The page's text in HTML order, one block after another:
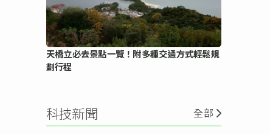
天橋立必去景點一覽！附多種交通方式輕鬆規
劃行程
科技新聞 全部